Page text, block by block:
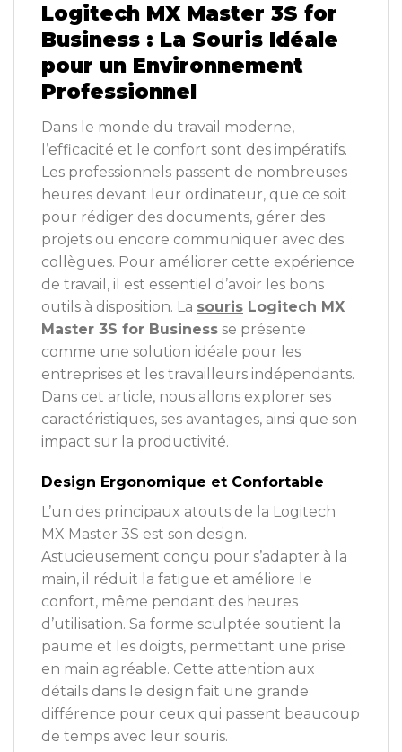
Logitech MX Master 3S for
Business : La Souris Idéale
pour un Environnement
Professionnel
Dans le monde du travail moderne,
l’efficacité et le confort sont des impératifs.
Les professionnels passent de nombreuses
heures devant leur ordinateur, que ce soit
pour rédiger des documents, gérer des
projets ou encore communiquer avec des
collègues. Pour améliorer cette expérience
de travail, il est essentiel d’avoir les bons
outils à disposition. La souris Logitech MX
Master 3S for Business se présente
comme une solution idéale pour les
entreprises et les travailleurs indépendants.
Dans cet article, nous allons explorer ses
caractéristiques, ses avantages, ainsi que son
impact sur la productivité.
Design Ergonomique et Confortable
L’un des principaux atouts de la Logitech
MX Master 3S est son design.
Astucieusement conçu pour s’adapter à la
main, il réduit la fatigue et améliore le
confort, même pendant des heures
d’utilisation. Sa forme sculptée soutient la
paume et les doigts, permettant une prise
en main agréable. Cette attention aux
détails dans le design fait une grande
différence pour ceux qui passent beaucoup
de temps avec leur souris.